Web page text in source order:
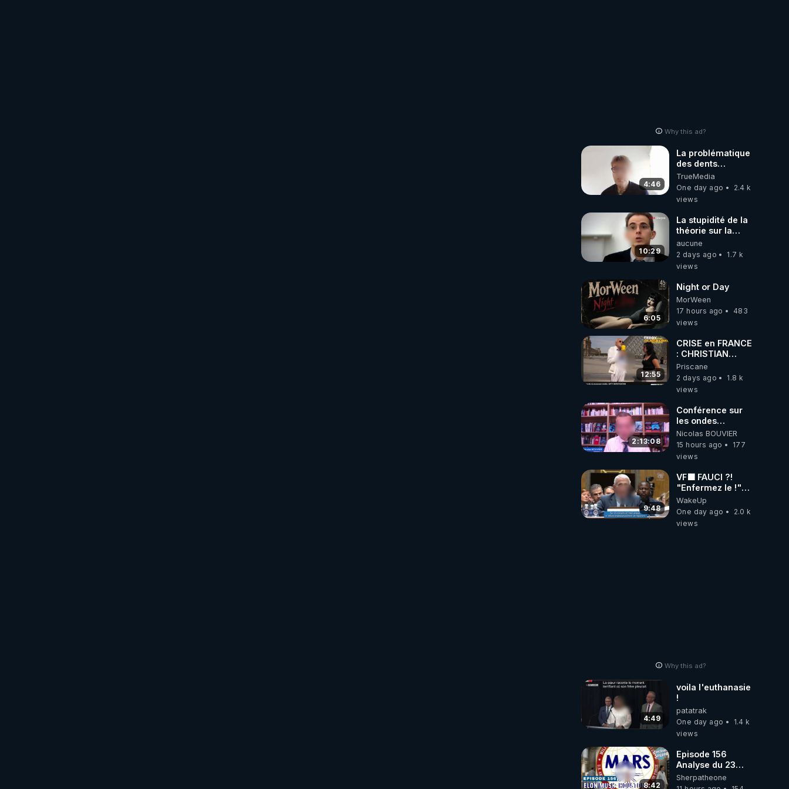
Why this ad?
4:46
La problématique
des dents
dévitalisées et
des implants
TrueMedia
One day ago
2.4 k
views
10:29
La stupidité de la
théorie sur la
responsabilité de
l’homme
concernant le
carbone.
aucune
2 days ago
1.7 k
views
6:05
Night or Day
MorWeen
17 hours ago
483
views
12:55
CRISE en FRANCE
: CHRISTIAN
COTTEN FAIT une
étrange
découverte
Priscane
2 days ago
1.8 k
views
2:13:08
Conférence sur
les ondes
électromagnétiques
par Grégoire
Caustru et Bart de
Nicolas BOUVIER
15 hours ago
177
views
9:48
VF🟩 FAUCI ?!
"Enfermez le !"
(Lock him up!) -
Quartz Traduction
WakeUp
One day ago
2.0 k
views
Why this ad?
4:49
voila l'euthanasie
!
patatrak
One day ago
1.4 k
views
8:42
Episode 156
Analyse du 23
février 2025 Elon
Musk : Houston ,
Sherpatheone